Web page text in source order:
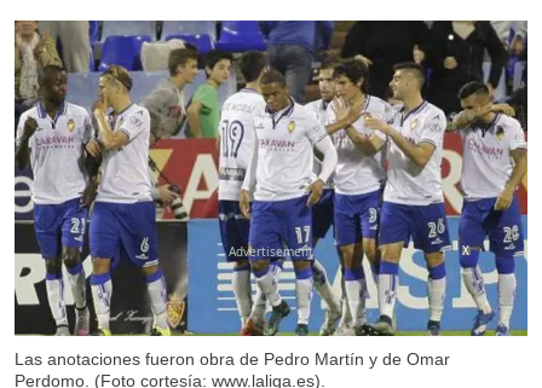
Las anotaciones fueron obra de Pedro Martín y de Omar
Perdomo. (Foto cortesía: www.laliga.es).
X